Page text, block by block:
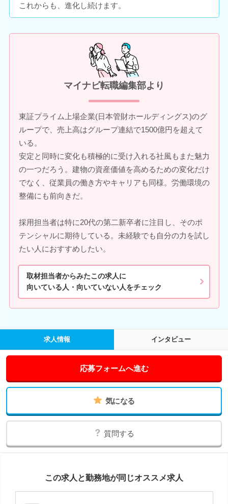
これからも、進化し続けます。
マイナビ転職編集部より
東証プライム上場企業(日本管財ホールディングス)のグ
ループで、売上高はグループ連結で1500億円を超えて
いる。
安定と同時に変化も積極的に受け入れる社風もまた魅力
の一つだろう。建物の資産価値を高めるための変化だけ
でなく、従業員の働き方やキャリアも同様。労働環境の
整備にも前向きだ。
採用担当者は特に20代の第二新卒者に注目し、そのポ
テンシャルに期待している。未経験でも自分の力を試し
たい人におすすめしたい。
取材担当者からみたこの求人に
向いている人・向いていない人をチェック
求人情報 インタビュー
応募フォームへ進む
気になる
質問する
この求人と勤務地が同じオススメ求人